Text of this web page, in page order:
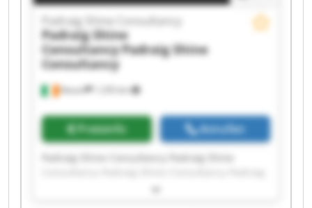
Navan 1.235 km
Padraig Shine Consultancy
Padraig Shine
ConsultancyPadraig Shine
Consultancy
Preisinfo Anrufen
Padraig Shine Consultancy Padraig Shine
Shine Consultancy Padraig Shine Consultancy